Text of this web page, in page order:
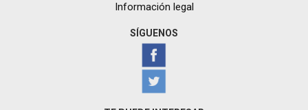
Información legal
SÍGUENOS